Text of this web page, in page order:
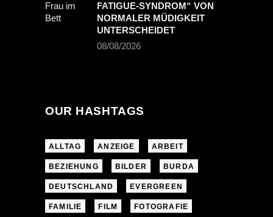
FATIGUE-SYNDROM“ VON
NORMALER MÜDIGKEIT
UNTERSCHEIDET
08/08/2026
OUR HASHTAGS
ALLTAG ANZEIGE ARBEIT
BEZIEHUNG BILDER BURDA
DEUTSCHLAND EVERGREEN
FAMILIE FILM FOTOGRAFIE